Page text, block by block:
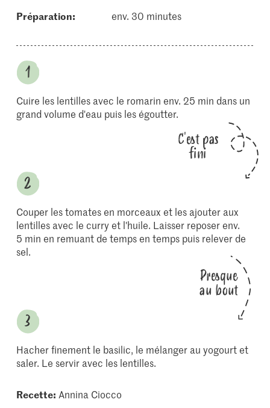
Préparation: env. 30 minutes
Cuire les lentilles avec le romarin env. 25 min dans un
grand volume d'eau puis les égoutter.
C'est pas
fini
Couper les tomates en morceaux et les ajouter aux
lentilles avec le curry et l'huile. Laisser reposer env.
5 min en remuant de temps en temps puis relever de
sel.
Presque
au bout
Hacher finement le basilic, le mélanger au yogourt et
saler. Le servir avec les lentilles.
Recette: Annina Ciocco